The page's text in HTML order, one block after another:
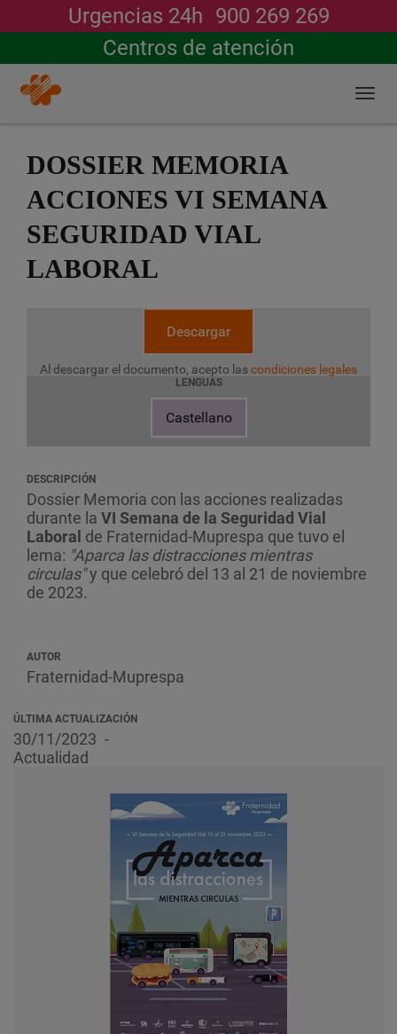
contenido
Urgencias 24h 900 269 269
Centros de atención
Buscar
DOSSIER MEMORIA
ACCIONES VI SEMANA
SEGURIDAD VIAL
LABORAL
Descargar
Al descargar el documento, acepto lascondiciones legales
LENGUAS
Castellano
DESCRIPCIÓN
Dossier Memoria con las acciones realizadas
durante la VI Semana de la Seguridad Vial
Laboral de Fraternidad-Muprespa que tuvo el
lema: "Aparca las distracciones mientras
circulas"y que celebró del 13 al 21 de noviembre
de 2023.
AUTOR
Fraternidad-Muprespa
ÚLTIMA ACTUALIZACIÓN
30/11/2023
Actualidad